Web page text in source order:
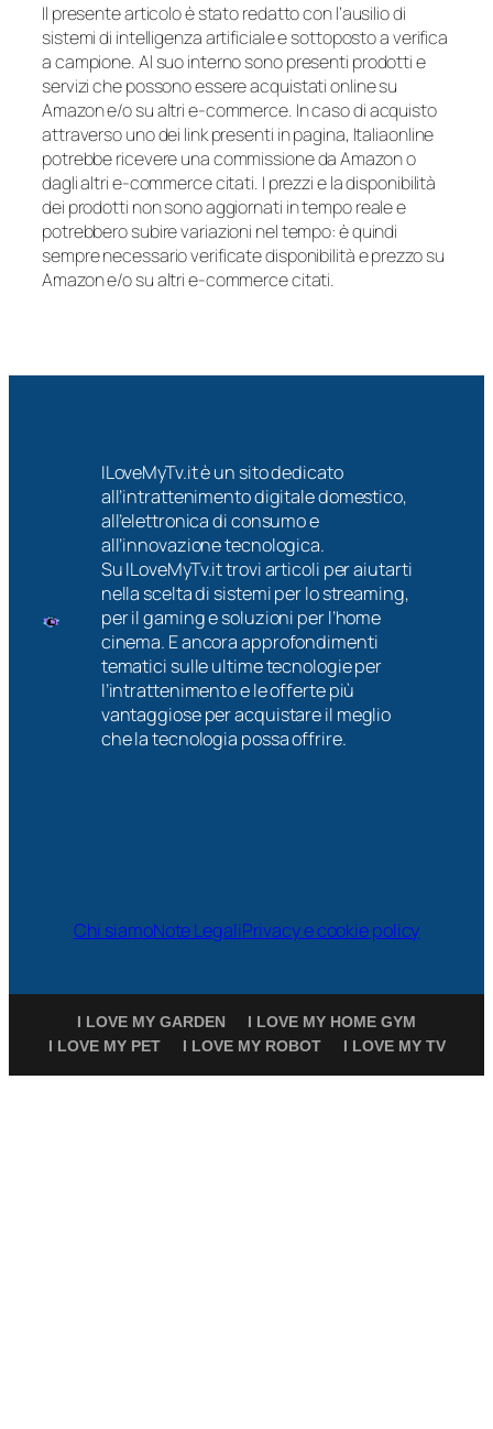
Il presente articolo è stato redatto con l’ausilio di
sistemi di intelligenza artificiale e sottoposto a verifica
a campione. Al suo interno sono presenti prodotti e
servizi che possono essere acquistati online su
Amazon e/o su altri e-commerce. In caso di acquisto
attraverso uno dei link presenti in pagina, Italiaonline
potrebbe ricevere una commissione da Amazon o
dagli altri e-commerce citati. I prezzi e la disponibilità
dei prodotti non sono aggiornati in tempo reale e
potrebbero subire variazioni nel tempo: è quindi
sempre necessario verificate disponibilità e prezzo su
Amazon e/o su altri e-commerce citati.
ILoveMyTv.it è un sito dedicato
all’intrattenimento digitale domestico,
all’elettronica di consumo e
all’innovazione tecnologica.
Su ILoveMyTv.it trovi articoli per aiutarti
nella scelta di sistemi per lo streaming,
per il gaming e soluzioni per l’home
cinema. E ancora approfondimenti
tematici sulle ultime tecnologie per
l’intrattenimento e le offerte più
vantaggiose per acquistare il meglio
che la tecnologia possa offrire.
Chi siamoNote LegaliPrivacy e cookie policy
I LOVE MY GARDEN
I LOVE MY HOME GYM
I LOVE MY PET
I LOVE MY ROBOT I LOVE MY TV